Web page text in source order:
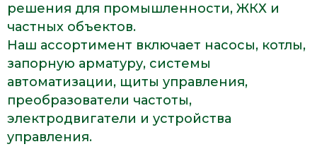
решения для промышленности, ЖКХ и
частных объектов.
Наш ассортимент включает насосы, котлы,
запорную арматуру, системы
автоматизации, щиты управления,
преобразователи частоты,
электродвигатели и устройства
управления.